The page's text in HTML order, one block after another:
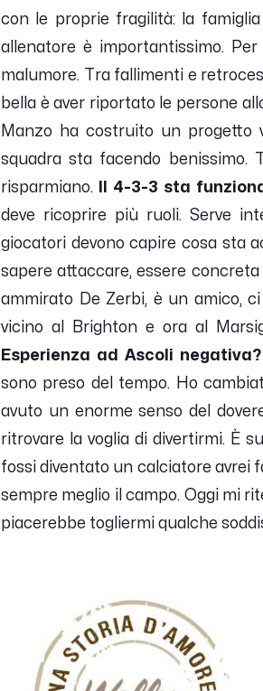
con le proprie fragilità: la
allenatore è importantissimo.
malumore. Tra fallimenti e
bella è aver riportato le persone
Manzo ha costruito un progetto
squadra sta facendo benissimo.
risparmiano.
Il 4-3-3 sta
deve ricoprire più ruoli. Serve
giocatori devono capire cosa sta
sapere attaccare, essere
ammirato De Zerbi, è un amico,
vicino al Brighton e ora al
Esperienza ad Ascoli negativa?
sono preso del tempo. Ho
avuto un enorme senso del
ritrovare la voglia di divertirmi. È
fossi diventato un calciatore avrei
sempre meglio il campo. Oggi mi
piacerebbe togliermi qualche